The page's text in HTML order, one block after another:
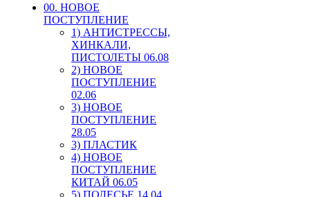
00. HОВОЕ
ПОСТУПЛЕНИЕ
1) АНТИСТРЕССЫ,
ХИНКАЛИ,
ПИСТОЛЕТЫ 06.08
2) НОВОЕ
ПОСТУПЛЕНИЕ
02.06
3) НОВОЕ
ПОСТУПЛЕНИЕ
28.05
3) ПЛАСТИК
4) НОВОЕ
ПОСТУПЛЕНИЕ
КИТАЙ 06.05
5) ПОЛЕСЬЕ 14.04